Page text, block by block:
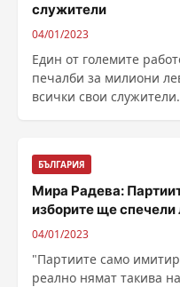
служители
04/01/2023
Един от големите
печалби за милиони
всички свои
БЪЛГАРИЯ
Мира Радева:
изборите ще спечели
04/01/2023
"Партиите само
реално нямат такива